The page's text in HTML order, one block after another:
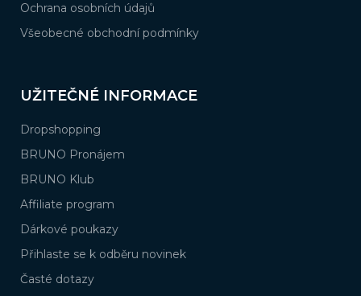
Ochrana osobních údajů
Všeobecné obchodní podmínky
UŽITEČNÉ INFORMACE
Dropshopping
BRUNO Pronájem
BRUNO Klub
Affiliate program
Dárkové poukazy
Přihlaste se k odběru novinek
Časté dotazy